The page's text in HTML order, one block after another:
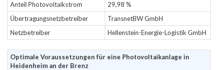
Anteil Photovoltaikstrom
29,98 %
Übertragungsnetzbetreiber
TransnetBW GmbH
Netzbetreiber
Hellenstein-Energie-Logistik GmbH
Optimale Voraussetzungen für eine Photovoltaikanlage in
Heidenheim an der Brenz